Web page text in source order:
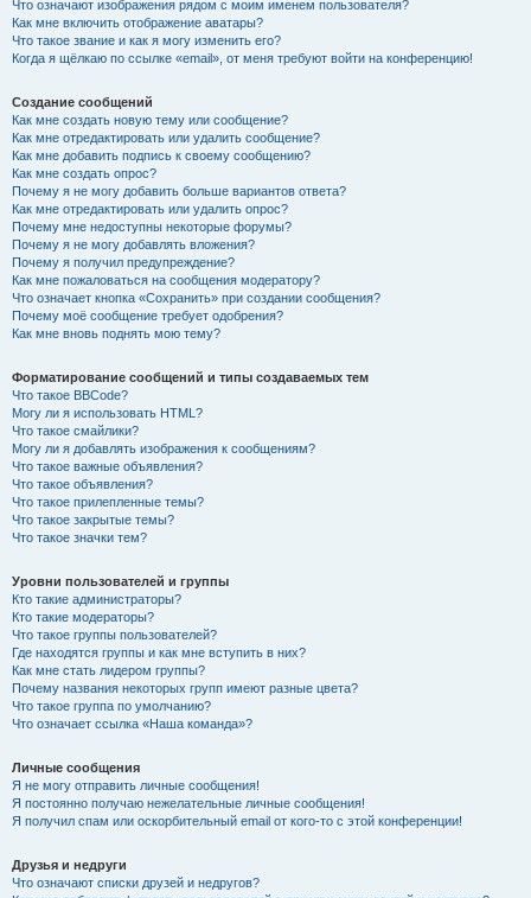
Что означают изображения рядом с моим именем пользователя?
Как мне включить отображение аватары?
Что такое звание и как я могу изменить его?
Когда я щёлкаю по ссылке «email», от меня требуют войти на конференцию!
Создание сообщений
Как мне создать новую тему или сообщение?
Как мне отредактировать или удалить сообщение?
Как мне добавить подпись к своему сообщению?
Как мне создать опрос?
Почему я не могу добавить больше вариантов ответа?
Как мне отредактировать или удалить опрос?
Почему мне недоступны некоторые форумы?
Почему я не могу добавлять вложения?
Почему я получил предупреждение?
Как мне пожаловаться на сообщения модератору?
Что означает кнопка «Сохранить» при создании сообщения?
Почему моё сообщение требует одобрения?
Как мне вновь поднять мою тему?
Форматирование сообщений и типы создаваемых тем
Что такое BBCode?
Могу ли я использовать HTML?
Что такое смайлики?
Могу ли я добавлять изображения к сообщениям?
Что такое важные объявления?
Что такое объявления?
Что такое прилепленные темы?
Что такое закрытые темы?
Что такое значки тем?
Уровни пользователей и группы
Кто такие администраторы?
Кто такие модераторы?
Что такое группы пользователей?
Где находятся группы и как мне вступить в них?
Как мне стать лидером группы?
Почему названия некоторых групп имеют разные цвета?
Что такое группа по умолчанию?
Что означает ссылка «Наша команда»?
Личные сообщения
Я не могу отправить личные сообщения!
Я постоянно получаю нежелательные личные сообщения!
Я получил спам или оскорбительный email от кого-то с этой конференции!
Друзья и недруги
Что означают списки друзей и недругов?